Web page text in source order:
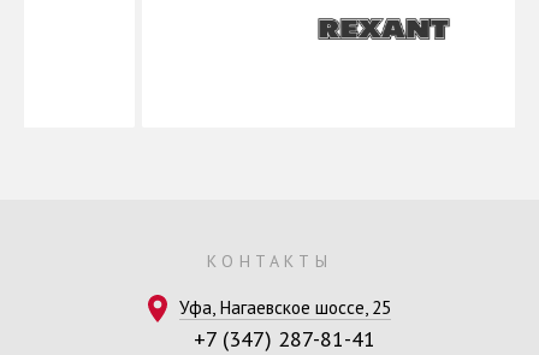
КОНТАКТЫ
Уфа, Нагаевское шоссе, 25
+7 (347) 287-81-41